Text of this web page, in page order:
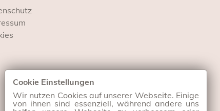
Cookie Einstellungen
Wir nutzen Cookies auf unserer Webseite. Einige
von ihnen sind essenziell, während andere uns